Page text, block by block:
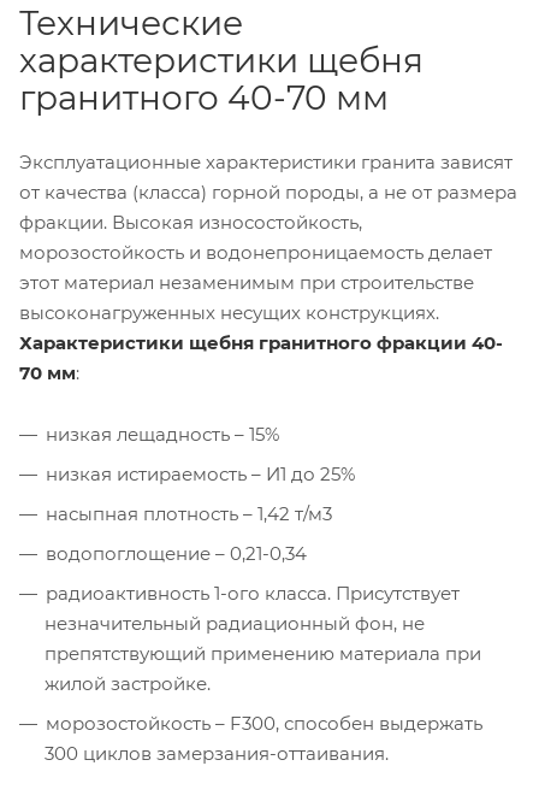
Технические
характеристики щебня
гранитного 40-70 мм
Эксплуатационные характеристики гранита зависят
от качества (класса) горной породы, а не от размера
фракции. Высокая износостойкость,
морозостойкость и водонепроницаемость делает
этот материал незаменимым при строительстве
высоконагруженных несущих конструкциях.
Характеристики щебня гранитного фракции 40-
70 мм:
низкая лещадность – 15%
низкая истираемость – И1 до 25%
насыпная плотность – 1,42 т/м3
водопоглощение – 0,21-0,34
радиоактивность 1-ого класса. Присутствует
незначительный радиационный фон, не
препятствующий применению материала при
жилой застройке.
морозостойкость – F300, способен выдержать
300 циклов замерзания-оттаивания.